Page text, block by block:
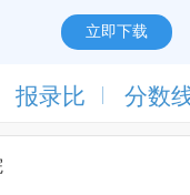
立即下载
报录比 分数